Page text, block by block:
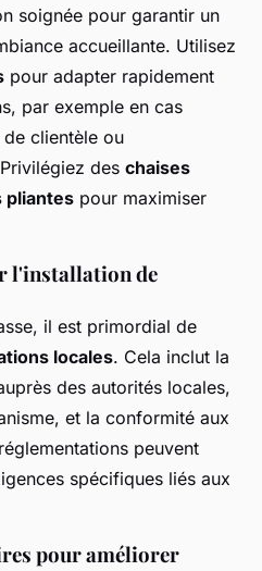
soignée pour garantir un
accueillante. Utilisez
pour adapter rapidement
par exemple en cas
clientèle ou
des chaises
pliantes pour maximiser
l'installation de
il est primordial de
locales. Cela inclut la
des autorités locales,
et la conformité aux
peuvent
spécifiques liés aux
pour améliorer